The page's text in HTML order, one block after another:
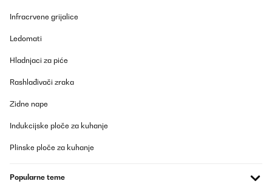
Infracrvene grijalice
Ledomati
Hladnjaci za piće
Rashlađivači zraka
Zidne nape
Indukcijske ploče za kuhanje
Plinske ploče za kuhanje
Popularne teme